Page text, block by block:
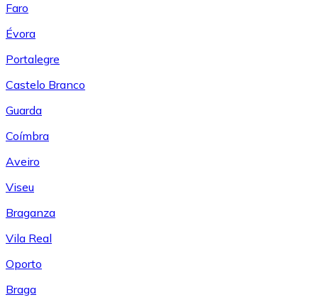
Faro
Évora
Portalegre
Castelo Branco
Guarda
Coímbra
Aveiro
Viseu
Braganza
Vila Real
Oporto
Braga